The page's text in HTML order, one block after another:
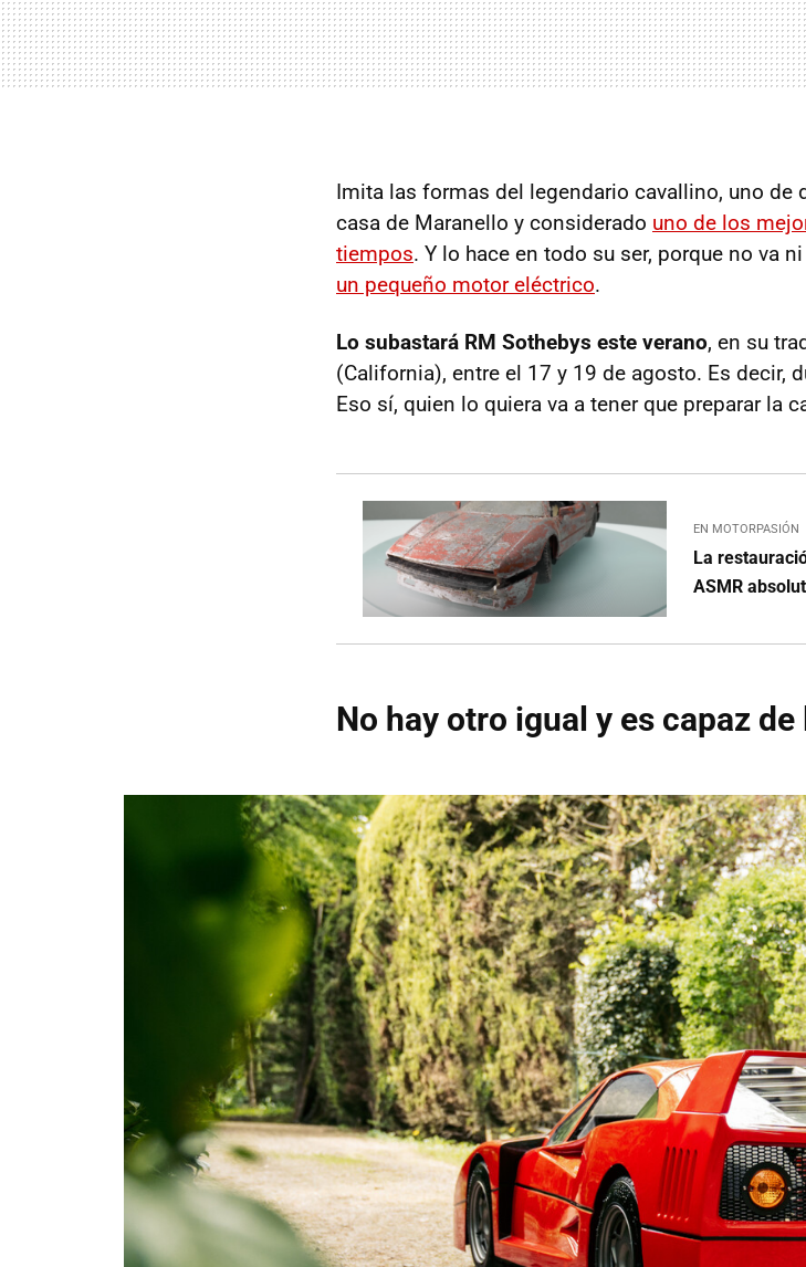
Imita las formas del legendario cavallino, uno de
casa de Maranello y considerado uno de los
tiempos. Y lo hace en todo su ser, porque no va
un pequeño motor eléctrico.
Lo subastará RM Sothebys este verano, en su
(California), entre el 17 y 19 de agosto. Es decir,
Eso sí, quien lo quiera va a tener que preparar la
EN MOTORPASIÓN
La
ASMR
No hay otro igual y es capaz